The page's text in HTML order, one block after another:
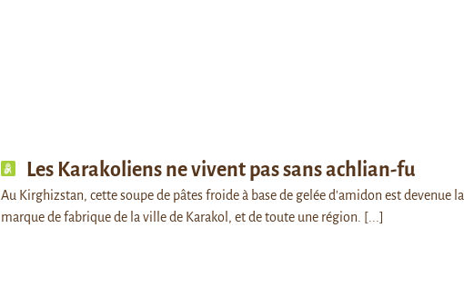
Les Karakoliens ne vivent pas sans achlian-fu
Au Kirghizstan, cette soupe de pâtes froide à base de gelée d'amidon est devenue la
marque de fabrique de la ville de Karakol, et de toute une région.
[...]